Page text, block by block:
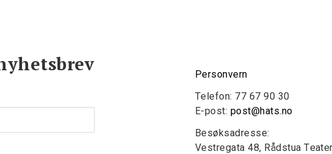
Personvern
Telefon: 77 67 90 30
E-post: post@hats.no
Besøksadresse:
Vestregata 48, Rådstua